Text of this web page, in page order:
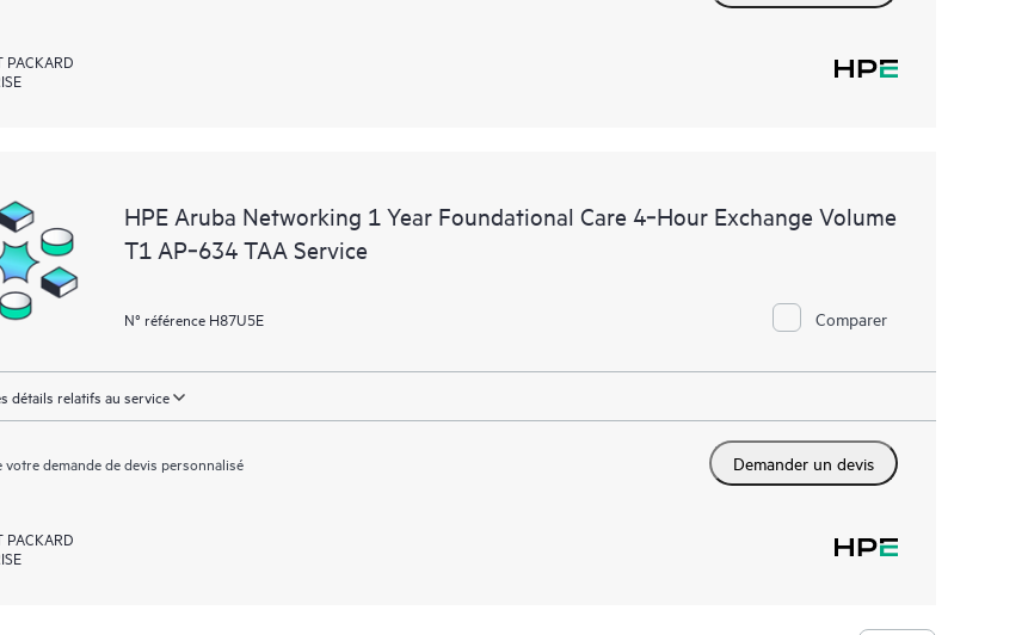
PACKARD
HPE Aruba Networking 1 Year Foundational Care 4‑Hour Exchange Volume
T1 AP‑634 TAA Service
N° référence H87U5E Comparer
détails relatifs au service
votre demande de devis personnalisé Demander un devis
PACKARD